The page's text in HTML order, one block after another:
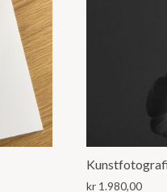
kr 1.980,00